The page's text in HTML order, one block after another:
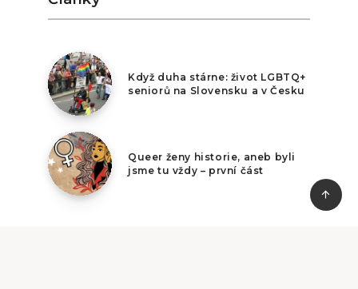
Když duha stárne: život LGBTQ+
seniorů na Slovensku a v Česku
Queer ženy historie, aneb byli
jsme tu vždy – první část